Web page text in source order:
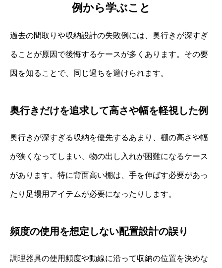
例から学ぶこと
過去の間取りや収納設計の失敗例には、奥行きが深すぎ
ることが原因で後悔するケースが多くあります。その要
因を知ることで、同じ過ちを避けられます。
奥行きだけを追求して高さや幅を軽視した例
奥行きが深すぎる収納を優先するあまり、棚の高さや幅
が狭くなってしまい、物の出し入れが困難になるケース
があります。特に背面高い棚は、手を伸ばす必要があっ
たり足場用アイテムが必要になったりします。
頻度の使用を想定しない配置設計の誤り
調理器具の使用頻度や動線に沿って収納の位置を決めな